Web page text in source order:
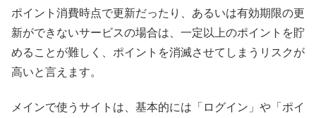
ポイント消費時点で更新だったり、あるいは有効期限の更
新ができないサービスの場合は、一定以上のポイントを貯
めることが難しく、ポイントを消滅させてしまうリスクが
高いと言えます。
メインで使うサイトは、基本的には「ログイン」や「ポイ